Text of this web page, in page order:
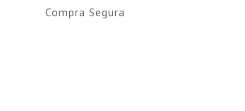
Compra Segura